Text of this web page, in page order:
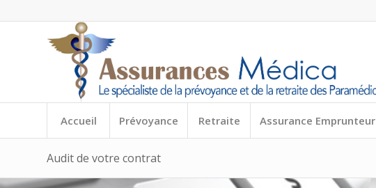
Accueil Prévoyance Retraite Assurance Emprunteur
Audit de votre contrat